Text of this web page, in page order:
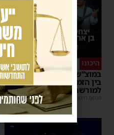
היכונו
במוצ”ש הקרוב: מופע סיום
בין הזמנים של 'המרכז
למורשת' ו'מהות'
מנחם דויטש |
11:01